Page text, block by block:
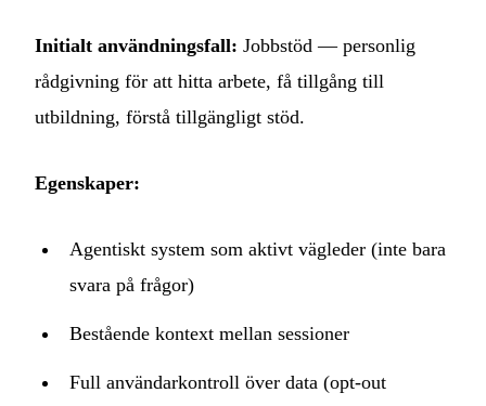
Initialt användningsfall: Jobbstöd — personlig
rådgivning för att hitta arbete, få tillgång till
utbildning, förstå tillgängligt stöd.
Egenskaper:
Agentiskt system som aktivt vägleder (inte bara
svara på frågor)
Bestående kontext mellan sessioner
Full användarkontroll över data (opt-out